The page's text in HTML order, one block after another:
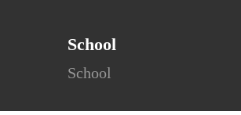
School
School